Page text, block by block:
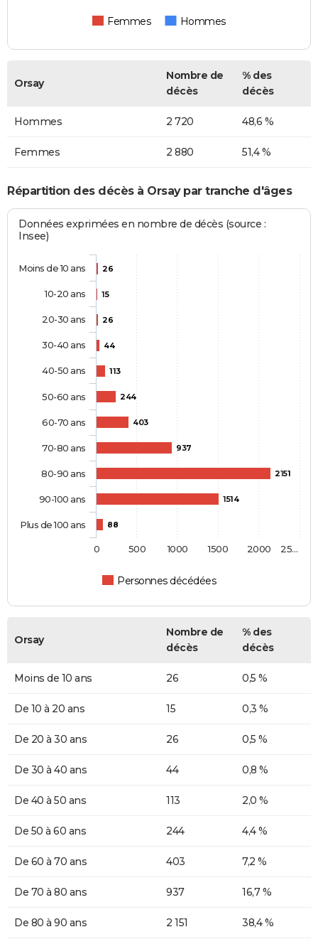
Femmes Hommes
Orsay
Nombre de
décès
% des
décès
Hommes 2 720 48,6 %
Femmes 2 880 51,4 %
Répartition des décès à Orsay par tranche d'âges
Données exprimées en nombre de décès (source :
Insee)
26
15
26
44
113
244
403
937
2151
1514
88
Personnes décédées
Moins de 10 ans
10-20 ans
20-30 ans
30-40 ans
40-50 ans
50-60 ans
60-70 ans
70-80 ans
80-90 ans
90-100 ans
Plus de 100 ans
0 500 1000 1500 2000 25…
Orsay
Nombre de
décès
% des
décès
Moins de 10 ans 26 0,5 %
De 10 à 20 ans 15 0,3 %
De 20 à 30 ans 26 0,5 %
De 30 à 40 ans 44 0,8 %
De 40 à 50 ans 113 2,0 %
De 50 à 60 ans 244 4,4 %
De 60 à 70 ans 403 7,2 %
De 70 à 80 ans 937 16,7 %
De 80 à 90 ans 2 151 38,4 %